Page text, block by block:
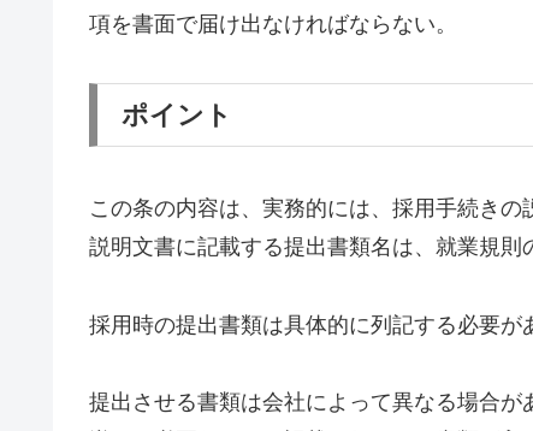
項を書面で届け出なければならない。
ポイント
この条の内容は、実務的には、採用手続きの
説明文書に記載する提出書類名は、就業規則
採用時の提出書類は具体的に列記する必要が
提出させる書類は会社によって異なる場合が